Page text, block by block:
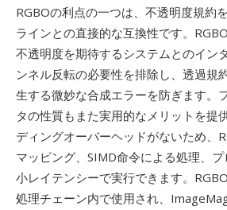
RGBOの利点の一つは、不透明度規約
ラインとの直接的な互換性です。
不透明度を期待するシステムとのイン
ンネル反転の必要性を排除し、透過規
生する微妙な合成エラーを防ぎます。
タの性質もまた実用的なメリットを
ディングオーバーヘッドがないため、
マッピング、SIMD命令による処理、
小レイテンシーで実行できます。
処理チェーン内で使用され、